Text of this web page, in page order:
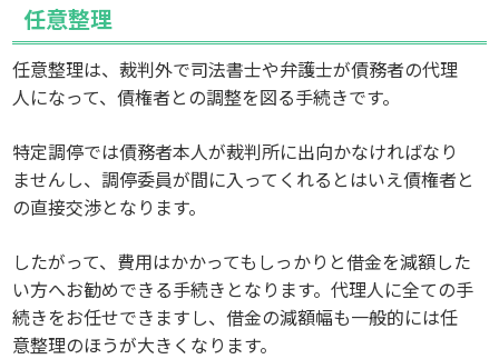
任意整理
任意整理は、裁判外で司法書士や弁護士が債務者の代理
人になって、債権者との調整を図る手続きです。
特定調停では債務者本人が裁判所に出向かなければなり
ませんし、調停委員が間に入ってくれるとはいえ債権者と
の直接交渉となります。
したがって、費用はかかってもしっかりと借金を減額した
い方へお勧めできる手続きとなります。代理人に全ての手
続きをお任せできますし、借金の減額幅も一般的には任
意整理のほうが大きくなります。